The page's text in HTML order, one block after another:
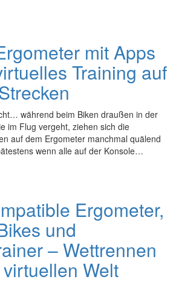
mit Apps
Training auf
während beim Biken draußen in der
im Flug vergeht, ziehen sich die
auf dem Ergometer manchmal quälend
wenn alle auf der Konsole…
Ergometer,
und
– Wettrennen
Welt